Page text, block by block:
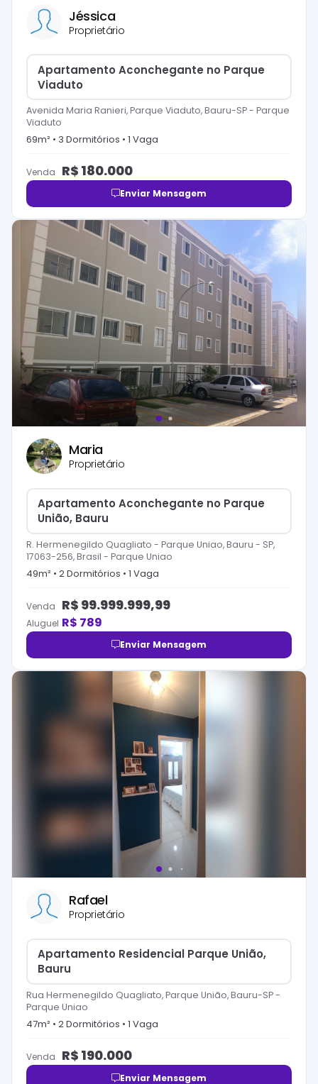
Jéssica
Proprietário
Apartamento Aconchegante no Parque
Viaduto
Avenida Maria Ranieri, Parque Viaduto, Bauru-SP- Parque
Viaduto
69m² • 3 Dormitórios • 1 Vaga
Venda R$ 180.000
Enviar Mensagem
Maria
Proprietário
Apartamento Aconchegante no Parque
União, Bauru
R. Hermenegildo Quagliato - Parque Uniao, Bauru - SP,
17063-256, Brasil - Parque Uniao
49m² • 2Dormitórios • 1 Vaga
Venda R$ 99.999.999,99
Aluguel R$ 789
Enviar Mensagem
Rafael
Proprietário
Apartamento Residencial Parque União,
Bauru
Rua Hermenegildo Quagliato, Parque União, Bauru-SP-
Parque Uniao
47m² • 2Dormitórios • 1 Vaga
Venda R$ 190.000
Enviar Mensagem